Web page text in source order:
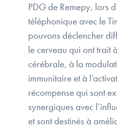
PDG de Remepy, lors
téléphonique avec le
pouvons déclencher
le cerveau qui ont trait
cérébrale, à la
immunitaire et à
récompense qui sont
synergiques avec
et sont destinés à